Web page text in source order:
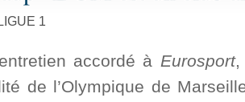
1
accordé à Eurosport,
de l’Olympique de